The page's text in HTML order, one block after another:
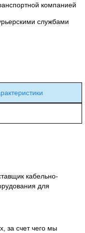
компанией
службами
кабельно-
для
за счет чего мы